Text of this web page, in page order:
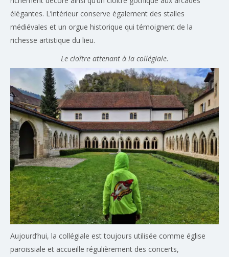
élégantes. L’intérieur conserve également des stalles
médiévales et un orgue historique qui témoignent de la
richesse artistique du lieu.
Le cloître attenant à la collégiale.
Aujourd’hui, la collégiale est toujours utilisée comme église
paroissiale et accueille régulièrement des concerts,